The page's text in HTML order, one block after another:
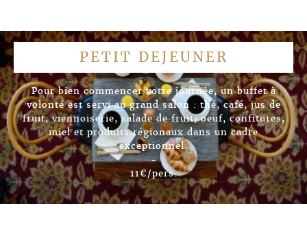
PETIT DEJEUNER
Pour bien commencer votre journée, un buffet à
volonté est servi au grand salon : thé, café, jus de
fruit, viennoiserie, salade de fruit, oeuf, confitures,
miel et produits régionaux dans un cadre
exceptionnel.
-
11€/pers.